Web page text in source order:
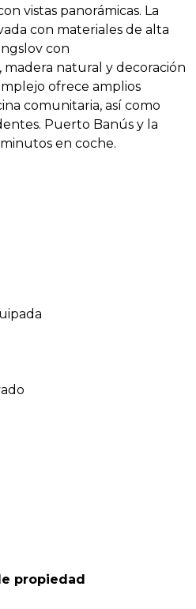
vistas panorámicas. La
con materiales de alta
con
natural y decoración
ofrece amplios
comunitaria, así como
Puerto Banús y la
en coche.
propiedad